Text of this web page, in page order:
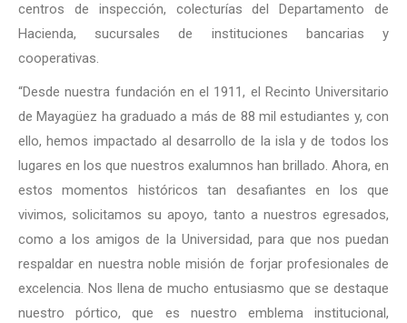
centros de inspección, colecturías del Departamento de
Hacienda, sucursales de instituciones bancarias y
cooperativas.
“Desde nuestra fundación en el 1911, el Recinto Universitario
de Mayagüez ha graduado a más de 88 mil estudiantes y, con
ello, hemos impactado al desarrollo de la isla y de todos los
lugares en los que nuestros exalumnos han brillado. Ahora, en
estos momentos históricos tan desafiantes en los que
vivimos, solicitamos su apoyo, tanto a nuestros egresados,
como a los amigos de la Universidad, para que nos puedan
respaldar en nuestra noble misión de forjar profesionales de
excelencia. Nos llena de mucho entusiasmo que se destaque
nuestro pórtico, que es nuestro emblema institucional,